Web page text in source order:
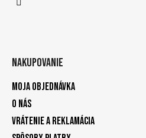
Nakupovanie
Moja objednávka
O nás
Vrátenie a reklamácia